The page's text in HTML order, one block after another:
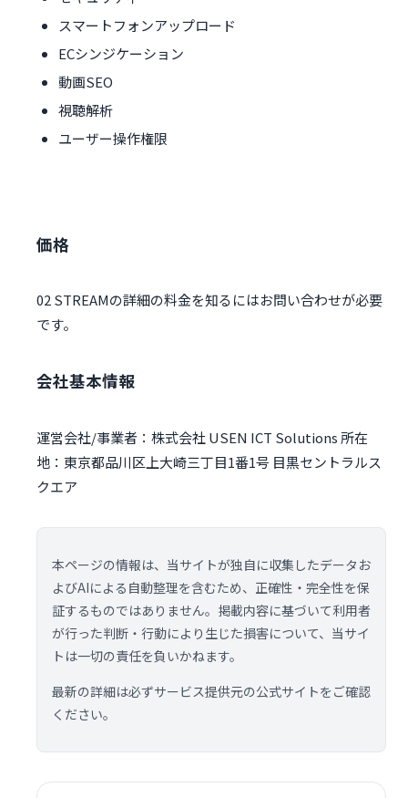
スマートフォンアップロード
ECシンジケーション
動画SEO
視聴解析
ユーザー操作権限
価格
02 STREAMの詳細の料金を知るにはお問い合わせが必要
です。
会社基本情報
運営会社/事業者：株式会社 USEN ICT Solutions 所在
地：東京都品川区上大崎三丁目1番1号 目黒セントラルス
クエア
本ページの情報は、当サイトが独自に収集したデータお
よびAIによる自動整理を含むため、正確性・完全性を保
証するものではありません。掲載内容に基づいて利用者
が行った判断・行動により生じた損害について、当サイ
トは一切の責任を負いかねます。
最新の詳細は必ずサービス提供元の公式サイトをご確認
ください。